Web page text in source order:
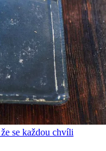
se každou chvíli